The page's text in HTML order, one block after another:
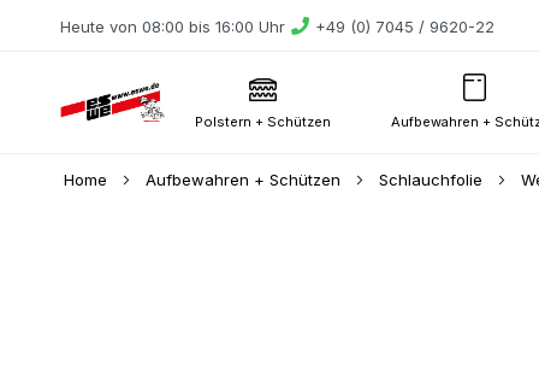
Heute von 08:00 bis 16:00 Uhr +49 (0) 7045 / 9620-22
Polstern + Schützen Aufbewahren +
Home Aufbewahren + Schützen Schlauchfolie